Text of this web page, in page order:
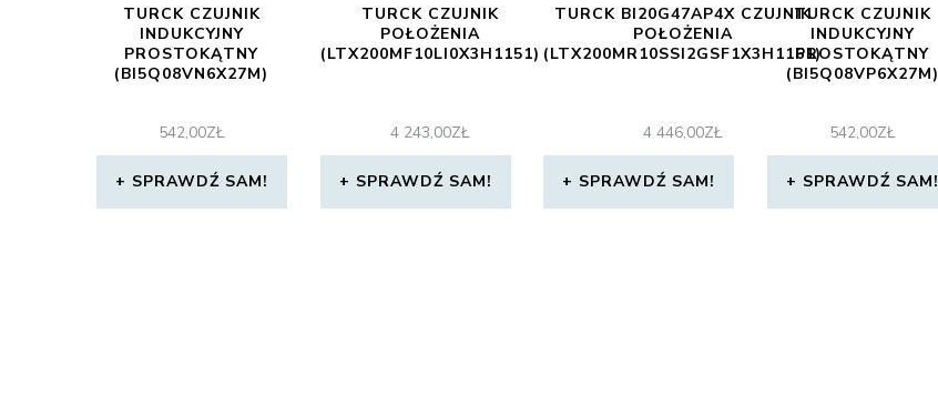
TURCK CZUJNIK
INDUKCYJNY
PROSTOKĄTNY
(BI5Q08VN6X27M)
542,00ZŁ
SPRAWDŹ SAM!
TURCK CZUJNIK
POŁOŻENIA
(LTX200MF10LI0X3H1151)
4 243,00ZŁ
SPRAWDŹ SAM!
TURCK BI20G47AP4X CZUJNIK
POŁOŻENIA
(LTX200MR10SSI2GSF1X3H1161)
4 446,00ZŁ
SPRAWDŹ SAM!
TURCK CZUJNIK
INDUKCYJNY
PROSTOKĄTNY
(BI5Q08VP6X27M)
542,00ZŁ
SPRAWDŹ SAM!